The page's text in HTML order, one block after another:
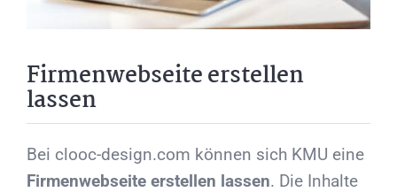
Firmenwebseite erstellen
lassen
Bei clooc-design.com können sich KMU eine
Firmenwebseite erstellen lassen. Die Inhalte